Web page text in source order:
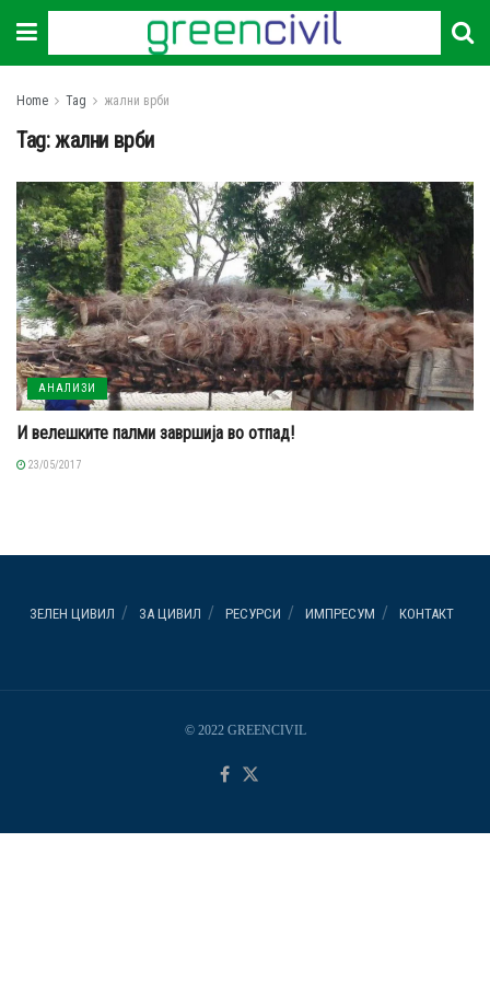
Home Tag жални врби
Tag:жални врби
АНАЛИЗИ
И велешките палми завршија во отпад!
23/05/2017
ЗЕЛЕН ЦИВИЛ ЗА ЦИВИЛ РЕСУРСИ ИМПРЕСУМ КОНТАКТ
© 2022 GREENCIVIL